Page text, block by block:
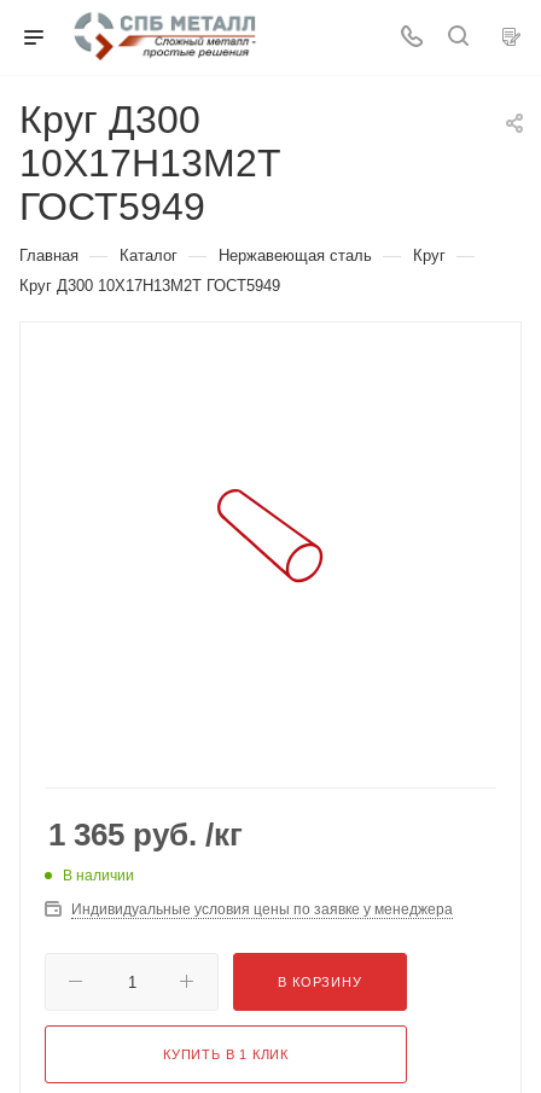
Круг Д300
10Х17Н13М2Т
ГОСТ5949
Главная — Каталог — Нержавеющая сталь — Круг —
Круг Д300 10Х17Н13М2Т ГОСТ5949
1 365 руб. /кг
В наличии
Индивидуальные условия цены по заявке у менеджера
В КОРЗИНУ
КУПИТЬ В 1 КЛИК